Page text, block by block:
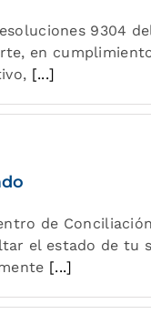
9304
en
[...]
de
el estado de tu
[...]